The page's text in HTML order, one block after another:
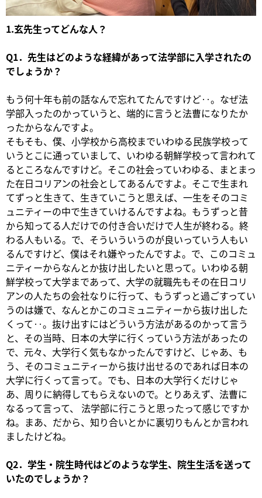
1.玄先生ってどんな人？
Q1．先生はどのような経緯があって法学部に入学されたの
でしょうか？
もう何十年も前の話なんで忘れてたんですけど‥。なぜ法
学部入ったのかっていうと、端的に言うと法曹になりたか
ったからなんですよ。
そもそも、僕、小学校から高校までいわゆる民族学校って
いうとこに通っていまして、いわゆる朝鮮学校って言われて
るところなんですけど。そこの社会っていわゆる、まとまっ
た在日コリアンの社会としてあるんですよ。そこで生まれ
てずっと生きて、生きていこうと思えば、一生をそのコミ
ュニティーの中で生きていけるんですよね。もうずっと昔
から知ってる人だけでの付き合いだけで人生が終わる。終
わる人もいる。で、そういういうのが良いっていう人もい
るんですけど、僕はそれ嫌やったんですよ。で、このコミュ
ニティーからなんとか抜け出したいと思って。いわゆる朝
鮮学校って大学まであって、大学の就職先もその在日コリ
アンの人たちの会社なりに行って、もうずっと過ごすってい
うのは嫌で、なんとかこのコミュニティーから抜け出した
くって‥。抜け出すにはどういう方法があるのかって言う
と、その当時、日本の大学に行くっていう方法があったの
で、元々、大学行く気もなかったんですけど、じゃあ、も
う、そのコミュニティーから抜け出せるのであれば日本の
大学に行くって言って。でも、日本の大学行くだけじゃ
あ、周りに納得してもらえないので。とりあえず、法曹に
なるって言って、 法学部に行こうと思ったって感じですか
ね。まあ、だから、知り合いとかに裏切りもんとか言われ
ましたけどね。
Q2．学生・院生時代はどのような学生、院生生活を送って
いたのでしょうか？